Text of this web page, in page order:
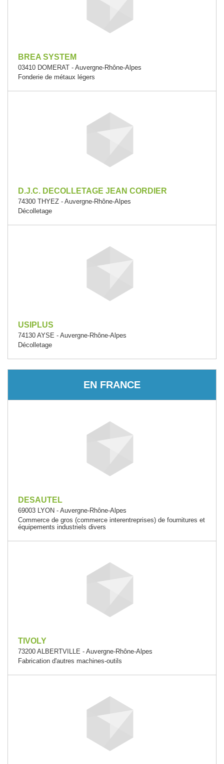
BREA SYSTEM
03410 DOMERAT - Auvergne-Rhône-Alpes
Fonderie de métaux légers
D.J.C. DECOLLETAGE JEAN CORDIER
74300 THYEZ - Auvergne-Rhône-Alpes
Décolletage
USIPLUS
74130 AYSE - Auvergne-Rhône-Alpes
Décolletage
EN FRANCE
DESAUTEL
69003 LYON - Auvergne-Rhône-Alpes
Commerce de gros (commerce interentreprises) de fournitures et
équipements industriels divers
TIVOLY
73200 ALBERTVILLE - Auvergne-Rhône-Alpes
Fabrication d'autres machines-outils